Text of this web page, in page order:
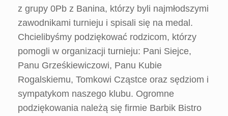
z grupy 0Pb z Banina, którzy byli najmłodszymi
zawodnikami turnieju i spisali się na medal.
Chcielibyśmy podziękować rodzicom, którzy
pomogli w organizacji turnieju: Pani Siejce,
Panu Grześkiewiczowi, Panu Kubie
Rogalskiemu, Tomkowi Cząstce oraz sędziom i
sympatykom naszego klubu. Ogromne
podziękowania należą się firmie Barbik Bistro